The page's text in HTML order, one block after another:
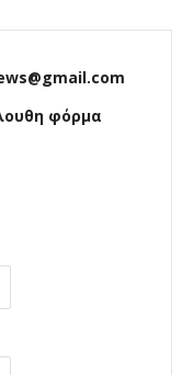
φόρμα